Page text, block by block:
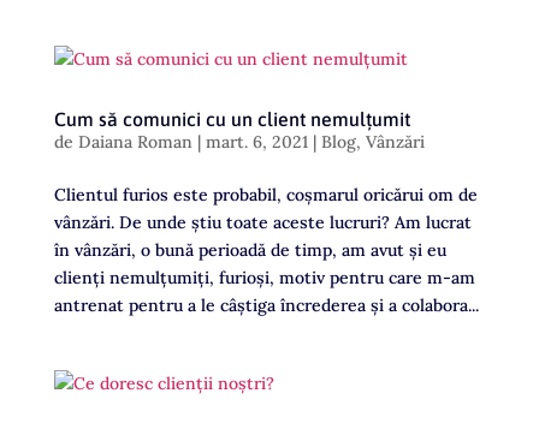
Cum să comunici cu un client nemulțumit
de Daiana Roman| mart. 6, 2021| Blog, Vânzări
Clientul furios este probabil, coșmarul oricărui om de
vânzări. De unde știu toate aceste lucruri? Am lucrat
în vânzări, o bună perioadă de timp, am avut și eu
clienți nemulțumiţi, furioși, motiv pentru care m-am
antrenat pentru a le câștiga încrederea și a colabora...